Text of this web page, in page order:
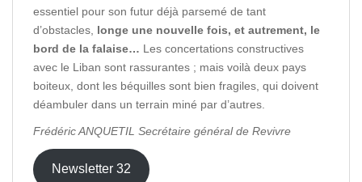
essentiel pour son futur déjà parsemé de tant
d’obstacles, longe une nouvelle fois, et autrement, le
bord de la falaise… Les concertations constructives
avec le Liban sont rassurantes ; mais voilà deux pays
boiteux, dont les béquilles sont bien fragiles, qui doivent
déambuler dans un terrain miné par d’autres.
Frédéric ANQUETIL Secrétaire général de Revivre
Newsletter 32